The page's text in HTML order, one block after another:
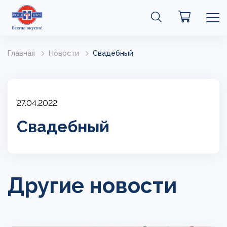
Главная Новости Свадебный
27.04.2022
Свадебный
Другие новости